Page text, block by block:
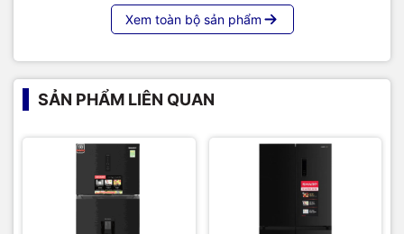
Xem toàn bộ sản phẩm
SẢN PHẨM LIÊN QUAN